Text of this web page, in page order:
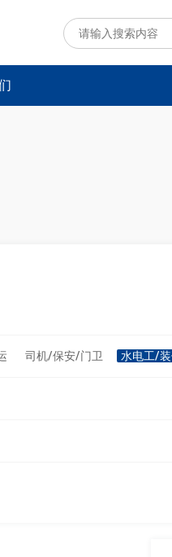
司机/保安/门卫 水电工/